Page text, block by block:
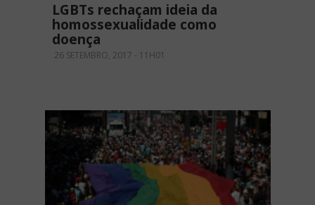
LGBTs rechaçam ideia da
homossexualidade como
doença
26 SETEMBRO, 2017 - 11H01